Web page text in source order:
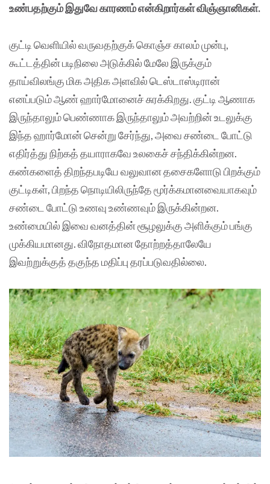
உண்பதற்கும் இதுவே காரணம் என்கிறார்கள் விஞ்ஞானிகள்.
குட்டி வெளியில் வருவதற்குக் கொஞ்ச காலம் முன்பு,
கூட்டத்தின் படிநிலை அடுக்கில் மேலே இருக்கும்
தாய்விலங்கு மிக அதிக அளவில் டெஸ்டாஸ்டிரான்
எனப்படும் ஆண் ஹார்மோனைச் சுரக்கிறது. குட்டி ஆணாக
இருந்தாலும் பெண்ணாக இருந்தாலும் அவற்றின் உடலுக்கு
இந்த ஹார்மோன் சென்று சேர்ந்து, அவை சண்டை போட்டு
எதிர்த்து நிற்கத் தயாராகவே உலகைச் சந்திக்கின்றன.
கண்களைத் திறந்தபடியே வலுவான தசைகளோடு பிறக்கும்
குட்டிகள், பிறந்த நொடியிலிருந்தே மூர்க்கமானவையாகவும்
சண்டை போட்டு உணவு உண்ணவும் இருக்கின்றன.
உண்மையில் இவை வனத்தின் சூழலுக்கு அளிக்கும் பங்கு
முக்கியமானது. விநோதமான தோற்றத்தாலேயே
இவற்றுக்குத் தகுந்த மதிப்பு தரப்படுவதில்லை.